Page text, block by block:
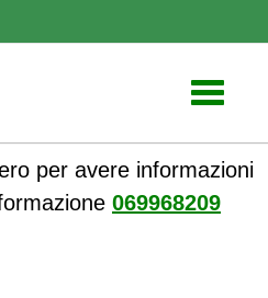
Toggle
per avere informazioni
069968209